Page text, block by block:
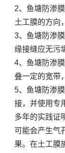
2、鱼塘防渗
土工膜的方向
3、鱼塘防渗
缘接缝应无污
4、鱼塘防渗
叠一定的宽带
5、鱼塘防渗
接，并使用专
多年的实践证
可能会产生气
果。在土工膜